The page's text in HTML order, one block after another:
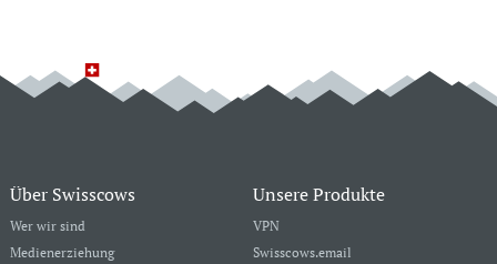
Über Swisscows
Wer wir sind
Medienerziehung
Unsere Produkte
VPN
Swisscows.email